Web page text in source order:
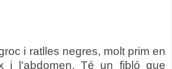
i ratlles negres, molt prim en
i l'abdomen. Té un fibló que